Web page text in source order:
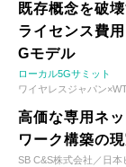
既存概念を破
ライセンス費
Gモデル
ローカル5Gサミット
ワイヤレスジャパン
高価な専用ネ
ワーク構築の
SB C&S株式会社／日